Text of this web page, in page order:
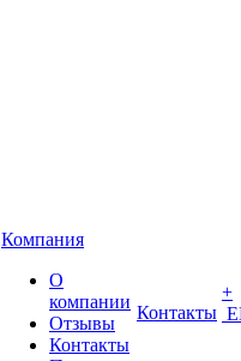
Компания
О
компании
Отзывы
Контакты
Контакты
+